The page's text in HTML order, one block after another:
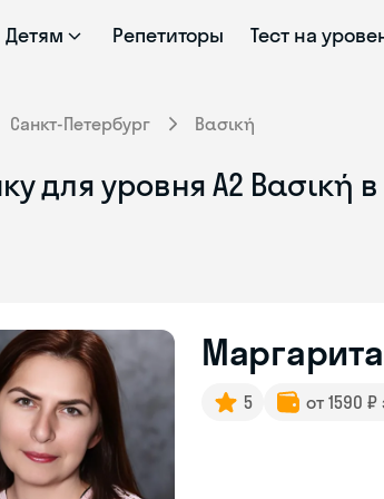
Детям Репетиторы Тест на
Санкт-Петербург Βασική
для уровня Α2 Βασική
Маргарита
5 от 1590